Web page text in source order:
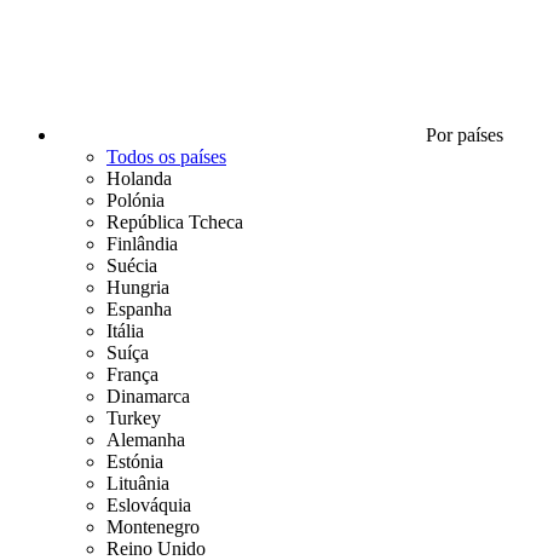
Por países
Todos os países
Holanda
Polónia
República Tcheca
Finlândia
Suécia
Hungria
Espanha
Itália
Suíça
França
Dinamarca
Turkey
Alemanha
Estónia
Lituânia
Eslováquia
Montenegro
Reino Unido